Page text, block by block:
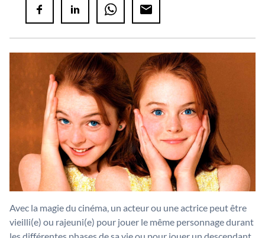
Avec la magie du cinéma, un acteur ou une actrice peut être
vieilli(e) ou rajeuni(e) pour jouer le même personnage durant
les différentes phases de sa vie ou pour jouer un descendant